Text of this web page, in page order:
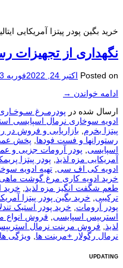
خرید بگین پودر پیتزا آمریکایی
نگهداری از تجهیزات
Posted on اکتبر 24, 2022 فوریه 3, 2023
ادامه خواندن →
ارسال شده در پودرمـرغ
ادویه سوخاری نرمال اسپایسی
پیتزا بخرم, بازاریابی و فروش در
رستورانها و فست فودها, پخش
اسپایسی, پودر آرومات جزیی و
آمریکایی مزه لذیذ, پودر پیتزا
ادویه کی اف سی, تهیه ادویه
خرید ادویه کاری مرغ گوشت
طعم شگفت انگیز مزه لذیذ, خرید
ترکیبی, خرید بگین پودر پیتزا
پودر آرومات, خرید پودر استیک
استریپس اسپایسی, فروش انواع
لذیذ, فروش مرینت نرمال
نرمال رگولار +مرینت ها, ویژگی
UPDATING